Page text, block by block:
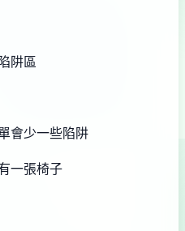
阱區
會少一些陷阱
一張椅子